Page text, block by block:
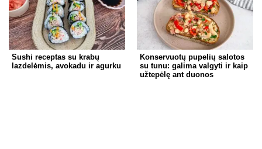
Sushi receptas su krabų
lazdelėmis, avokadu ir agurku
Konservuotų pupelių salotos
su tunu: galima valgyti ir kaip
užtepėlę ant duonos